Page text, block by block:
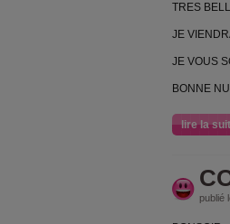
TRES
JE
JE VOUS
BONNE
lire la
publié